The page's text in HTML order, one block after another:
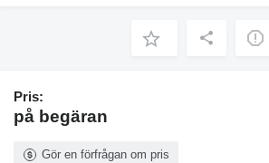
Pris:
på begäran
Gör en förfrågan om pris